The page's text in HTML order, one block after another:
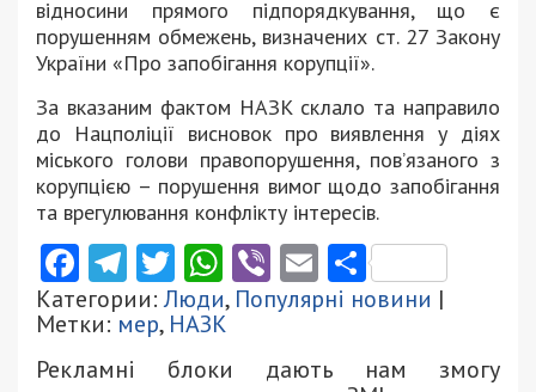
відносини прямого підпорядкування, що є
порушенням обмежень, визначених ст. 27 Закону
України «Про запобігання корупції».
За вказаним фактом НАЗК склало та направило
до Нацполіції висновок про виявлення у діях
міського голови правопорушення, пов’язаного з
корупцією – порушення вимог щодо запобігання
та врегулювання конфлікту інтересів.
Facebook
Telegram
Twitter
WhatsApp
ViberEmail
Категории:Люди, Популярні новини |
Метки: мер, НАЗК
Рекламні блоки дають нам змогу